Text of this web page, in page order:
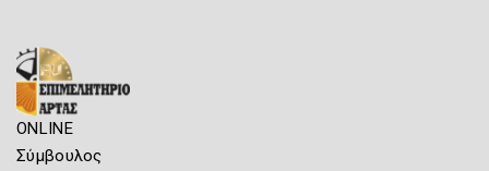
ONLINE
Σύμβουλος